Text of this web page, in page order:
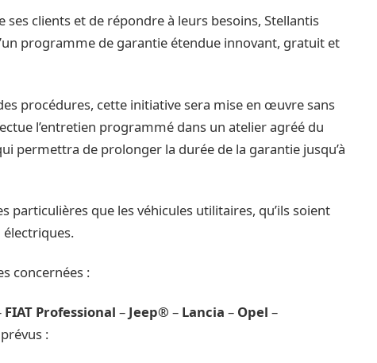
clients et de répondre à leurs besoins, Stellantis
programme de garantie étendue innovant, gratuit et
procédures, cette initiative sera mise en œuvre sans
l’entretien programmé dans un atelier agréé du
permettra de prolonger la durée de la garantie jusqu’à
particulières que les véhicules utilitaires, qu’ils soient
concernées :
FIAT Professional– Jeep® – Lancia – Opel –
: